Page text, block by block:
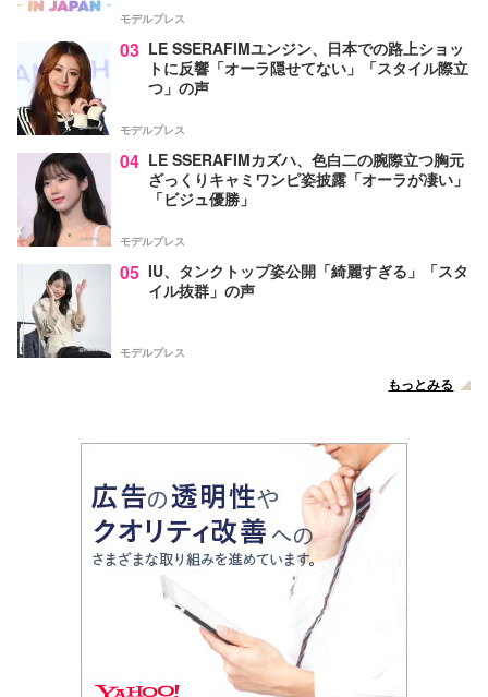
モデルプレス
03 LE SSERAFIMユンジン、日本での路上ショッ
トに反響「オーラ隠せてない」「スタイル際立
つ」の声
モデルプレス
04 LE SSERAFIMカズハ、色白二の腕際立つ胸元
ざっくりキャミワンピ姿披露「オーラが凄い」
「ビジュ優勝」
モデルプレス
05 IU、タンクトップ姿公開「綺麗すぎる」「スタ
イル抜群」の声
モデルプレス
もっとみる